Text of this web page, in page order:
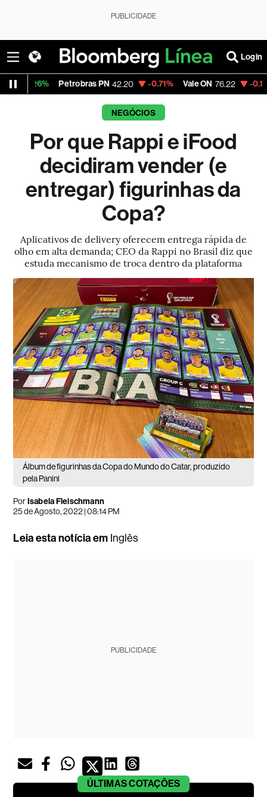
PUBLICIDADE
Login
Petrobras PN 42.20 -0.71% Vale ON 76.22 -0.12% Itaú
NEGÓCIOS
Por que Rappi e iFood
decidiram vender (e
entregar) figurinhas da
Copa?
Aplicativos de delivery oferecem entrega rápida de
olho em alta demanda; CEO da Rappi no Brasil diz que
estuda mecanismo de troca dentro da plataforma
Álbum de figurinhas da Copa do Mundo do Catar, produzido
pela Panini
PorIsabela Fleischmann
25 de Agosto, 2022 | 08:14 PM
Leia esta notícia em Inglês
PUBLICIDADE
ÚLTIMASCOTAÇÕES